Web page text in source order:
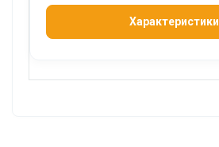
Характеристики